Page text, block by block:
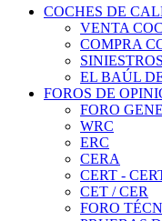
COCHES DE
VENTA
COMPRA
EL BAÚL
FOROS DE
FORO
WRC
ERC
CERA
CERT -
CET / CER
FORO